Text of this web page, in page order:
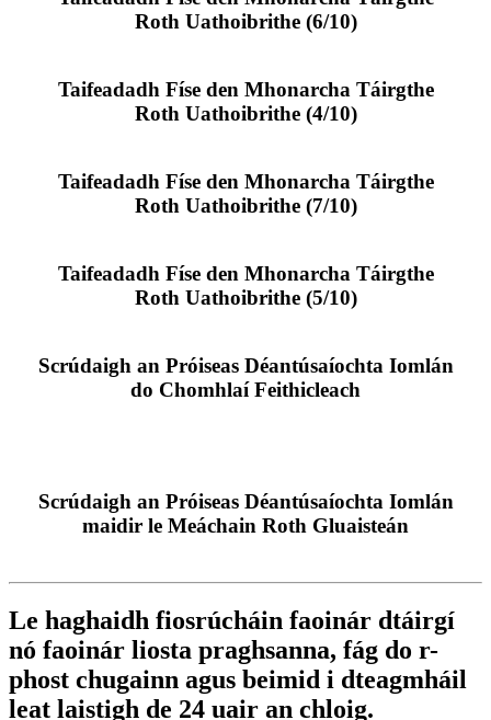
Roth Uathoibrithe (6/10)
Taifeadadh Físe den Mhonarcha Táirgthe
Roth Uathoibrithe (4/10)
Taifeadadh Físe den Mhonarcha Táirgthe
Roth Uathoibrithe (7/10)
Taifeadadh Físe den Mhonarcha Táirgthe
Roth Uathoibrithe (5/10)
Scrúdaigh an Próiseas Déantúsaíochta Iomlán
do Chomhlaí Feithicleach
Scrúdaigh an Próiseas Déantúsaíochta Iomlán
maidir le Meáchain Roth Gluaisteán
Le haghaidh fiosrúcháin faoinár dtáirgí
nó faoinár liosta praghsanna, fág do r-
phost chugainn agus beimid i dteagmháil
leat laistigh de 24 uair an chloig.